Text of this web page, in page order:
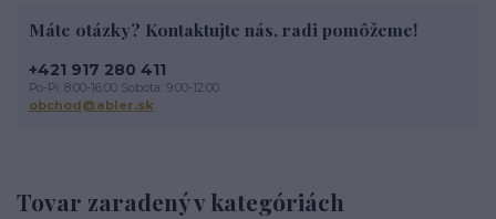
Tovar zaradený v kategóriách
Máte otázky? Kontaktujte nás, radi pomôžeme!
+421 917 280 411
Po-Pi: 8:00-16:00 Sobota: 9:00-12:00
obchod@abler.sk